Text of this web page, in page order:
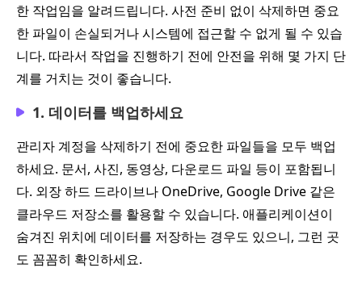
한 작업임을 알려드립니다. 사전 준비 없이 삭제하면 중요
한 파일이 손실되거나 시스템에 접근할 수 없게 될 수 있습
니다. 따라서 작업을 진행하기 전에 안전을 위해 몇 가지 단
계를 거치는 것이 좋습니다.
1. 데이터를 백업하세요
관리자 계정을 삭제하기 전에 중요한 파일들을 모두 백업
하세요. 문서, 사진, 동영상, 다운로드 파일 등이 포함됩니
다. 외장 하드 드라이브나 OneDrive, Google Drive 같은
클라우드 저장소를 활용할 수 있습니다. 애플리케이션이
숨겨진 위치에 데이터를 저장하는 경우도 있으니, 그런 곳
도 꼼꼼히 확인하세요.